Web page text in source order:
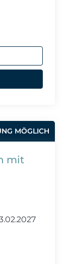
MÖGLICH
mit